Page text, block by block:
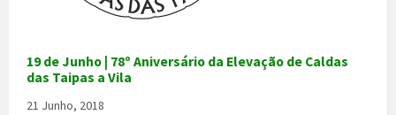
19 de Junho | 78º Aniversário da Elevação de Caldas
das Taipas a Vila
21 Junho, 2018